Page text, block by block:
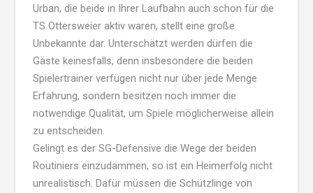
Urban, die beide in Ihrer Laufbahn auch schon für die
TS Ottersweier aktiv waren, stellt eine große
Unbekannte dar. Unterschätzt werden dürfen die
Gäste keinesfalls, denn insbesondere die beiden
Spielertrainer verfügen nicht nur über jede Menge
Erfahrung, sondern besitzen noch immer die
notwendige Qualität, um Spiele möglicherweise allein
zu entscheiden.
Gelingt es der SG-Defensive die Wege der beiden
Routiniers einzudämmen, so ist ein Heimerfolg nicht
unrealistisch. Dafür müssen die Schützlinge von